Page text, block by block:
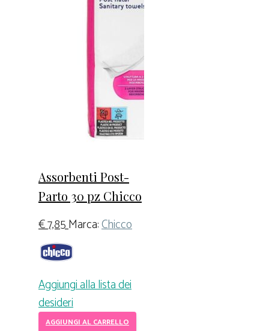
Assorbenti Post-
Parto 30 pz Chicco
€7,85Marca:Chicco
Aggiungi alla lista dei
desideri
AGGIUNGI AL CARRELLO